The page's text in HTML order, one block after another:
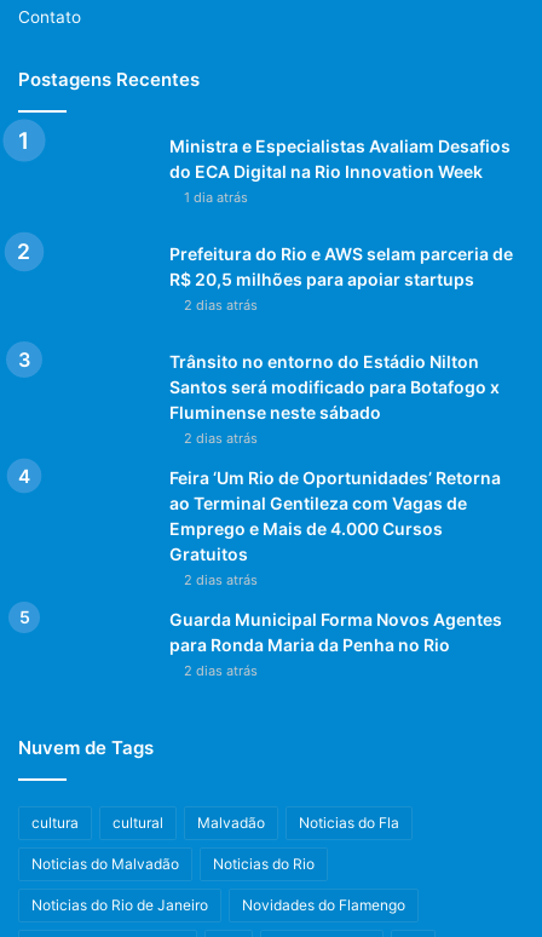
Contato
Postagens Recentes
Ministra e Especialistas Avaliam Desafios
do ECA Digital na Rio Innovation Week
1 dia atrás
Prefeitura do Rio e AWS selam parceria de
R$ 20,5 milhões para apoiar startups
2 dias atrás
Trânsito no entorno do Estádio Nilton
Santos será modificado para Botafogo x
Fluminense neste sábado
2 dias atrás
Feira ‘Um Rio de Oportunidades’ Retorna
ao Terminal Gentileza com Vagas de
Emprego e Mais de 4.000 Cursos
Gratuitos
2 dias atrás
Guarda Municipal Forma Novos Agentes
para Ronda Maria da Penha no Rio
2 dias atrás
Nuvem de Tags
cultura cultural Malvadão Noticias do Fla
Noticias do Malvadão Noticias do Rio
Noticias do Rio de Janeiro Novidades do Flamengo